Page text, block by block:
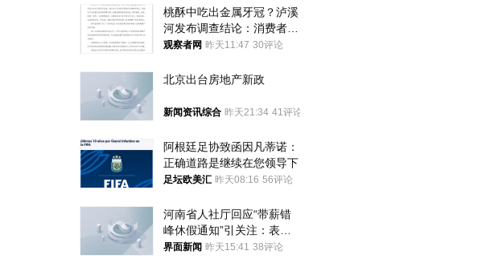
桃酥中吃出金属牙冠？泸溪
河发布调查结论：消费者已
澄清，所发视频情况不属实
观察者网 昨天11:47 30评论
北京出台房地产新政
新闻资讯综合 昨天21:34 41评论
阿根廷足协致函因凡蒂诺：
正确道路是继续在您领导下
足坛欧美汇 昨天08:16 56评论
河南省人社厅回应“带薪错
峰休假通知”引关注：表述
不够准确，待修改后印发
界面新闻 昨天15:41 38评论